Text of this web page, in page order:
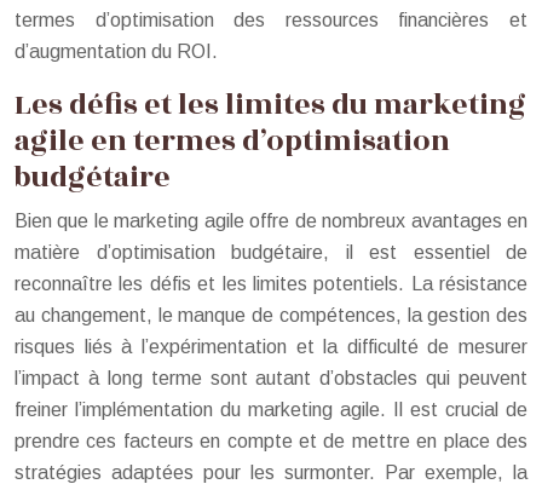
termes d’optimisation des ressources financières et
d’augmentation du ROI.
Les défis et les limites du marketing
agile en termes d’optimisation
budgétaire
Bien que le marketing agile offre de nombreux avantages en
matière d’optimisation budgétaire, il est essentiel de
reconnaître les défis et les limites potentiels. La résistance
au changement, le manque de compétences, la gestion des
risques liés à l’expérimentation et la difficulté de mesurer
l’impact à long terme sont autant d’obstacles qui peuvent
freiner l’implémentation du marketing agile. Il est crucial de
prendre ces facteurs en compte et de mettre en place des
stratégies adaptées pour les surmonter. Par exemple, la